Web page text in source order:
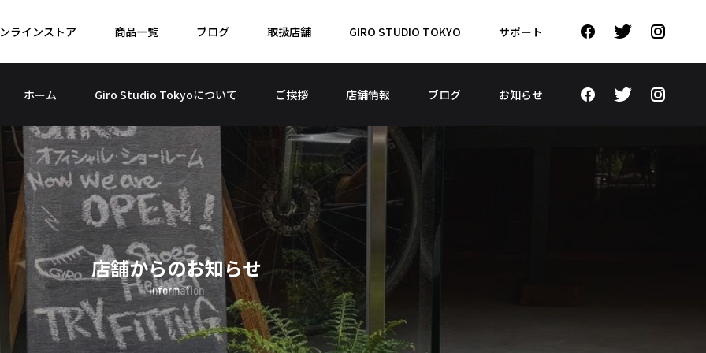
ラインストア 商品一覧 ブログ 取扱店舗 GIRO STUDIO TOKYO サポート
ホーム Giro Studio Tokyoについて ご挨拶 店舗情報 ブログ お知らせ
店舗からのお知らせ
Information